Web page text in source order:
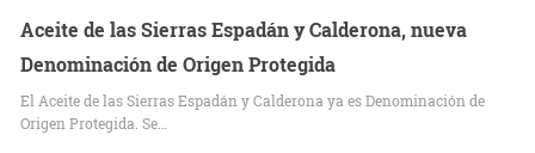
Aceite de las Sierras Espadán y Calderona, nueva
Denominación de Origen Protegida
El Aceite de las Sierras Espadán y Calderona ya es Denominación de
Origen Protegida. Se…